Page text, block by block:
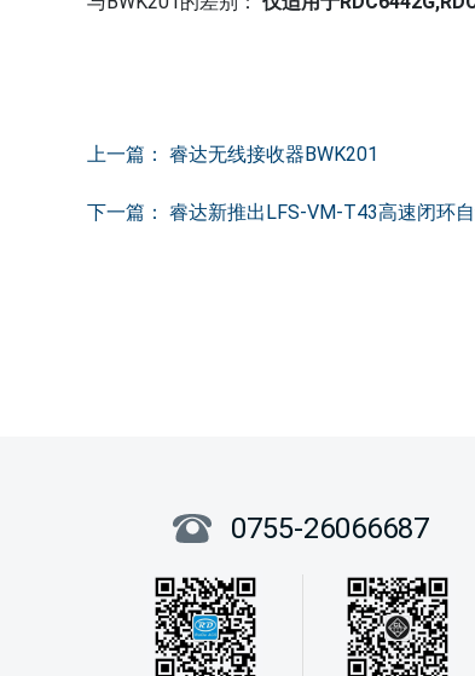
上一篇： 睿达无线接收器BWK201
下一篇： 睿达新推出LFS-VM-T43高速闭环
0755-26066687